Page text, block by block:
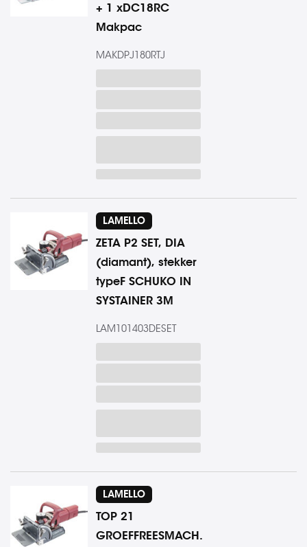
+ 1 xDC18RC
Makpac
MAKDPJ180RTJ
LAMELLO
ZETA P2 SET, DIA
(diamant), stekker
typeF SCHUKO IN
SYSTAINER 3M
LAM101403DESET
LAMELLO
TOP 21
GROEFFREESMACH.